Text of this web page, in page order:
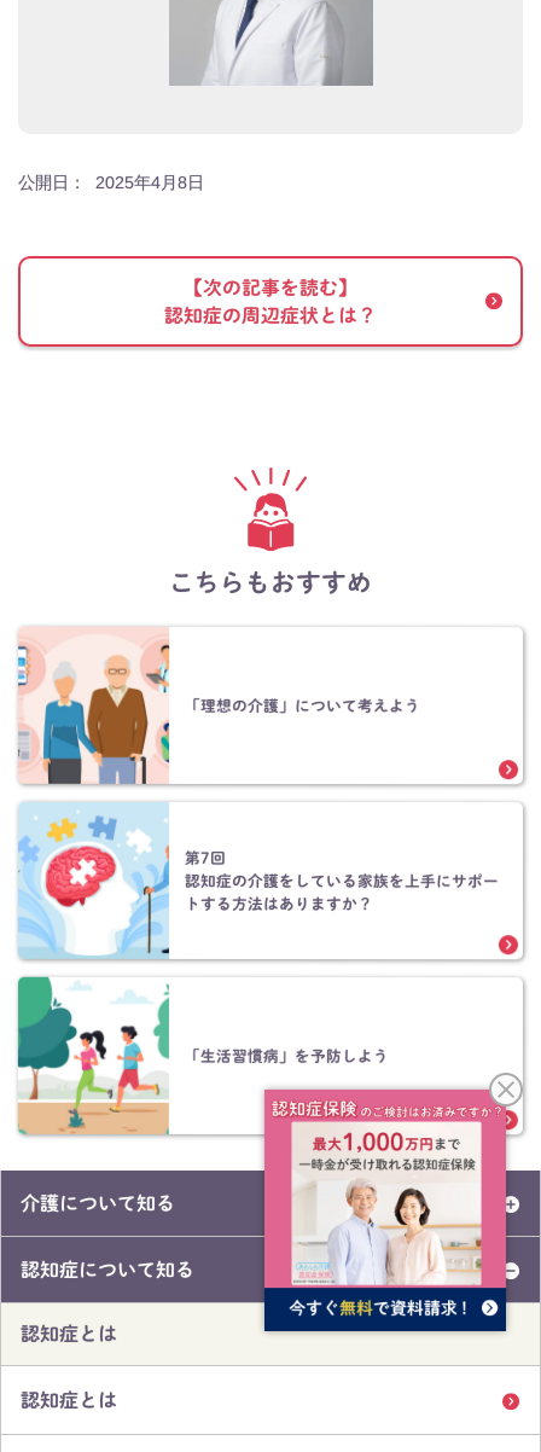
公開日： 2025年4月8日
【次の記事を読む】
認知症の周辺症状とは？
こちらもおすすめ
「理想の介護」について考えよう
第7回
認知症の介護をしている家族を上手にサポー
トする方法はありますか？
「生活習慣病」を予防しよう
介護について知る
認知症について知る
認知症とは
認知症とは